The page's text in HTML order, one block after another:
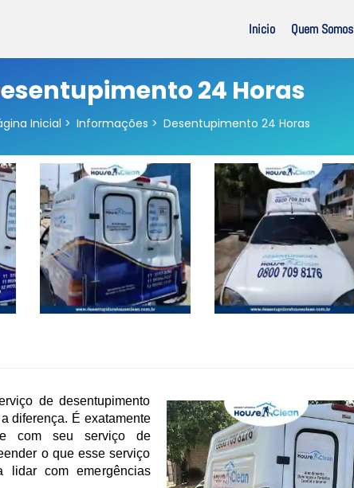
Inicio Quem Somos
24 Horas
Inicial > Informações > Desentupimento 24 Horas
de desentupimento
diferença. É exatamente
com seu serviço de
o que esse serviço
lidar com emergências